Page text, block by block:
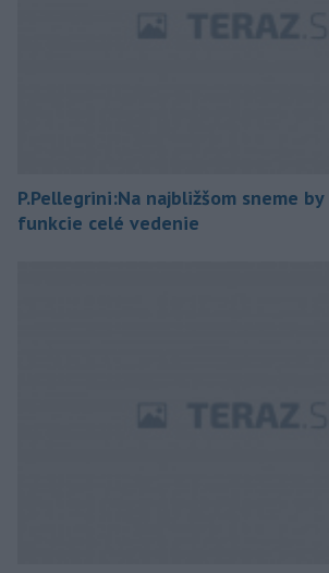
P.Pellegrini:Na najbližšom sneme
funkcie celé vedenie